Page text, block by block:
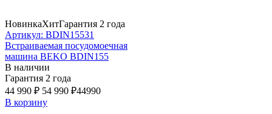
НовинкаХитГарантия 2 года
Артикул: BDIN15531
Встраиваемая посудомоечная
машина BEKO BDIN155
В наличии
Гарантия 2 года
44 990 ₽ 54 990 ₽44990
В корзину